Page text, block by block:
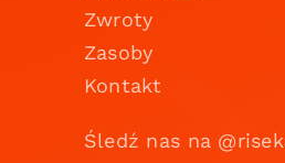
Zwroty
Zasoby
Kontakt
Śledź nas na